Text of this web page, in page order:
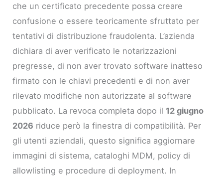
che un certificato precedente possa creare
confusione o essere teoricamente sfruttato per
tentativi di distribuzione fraudolenta. L’azienda
dichiara di aver verificato le notarizzazioni
pregresse, di non aver trovato software inatteso
firmato con le chiavi precedenti e di non aver
rilevato modifiche non autorizzate al software
pubblicato. La revoca completa dopo il 12 giugno
2026 riduce però la finestra di compatibilità. Per
gli utenti aziendali, questo significa aggiornare
immagini di sistema, cataloghi MDM, policy di
allowlisting e procedure di deployment. In